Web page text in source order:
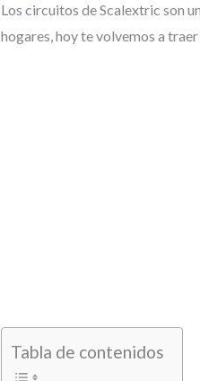
Los circuitos de Scalextric son
hogares, hoy te volvemos a
Tabla de contenidos